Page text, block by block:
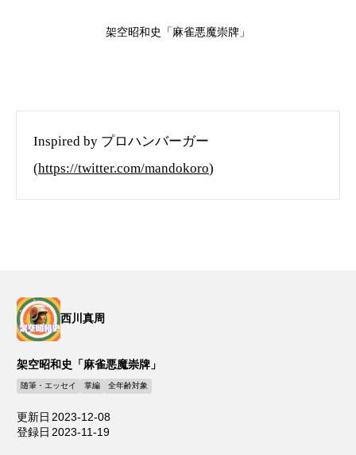
架空昭和史「麻雀悪魔崇牌」
Inspired by プロハンバーガー
(https://twitter.com/mandokoro)
西川真周
架空昭和史「麻雀悪魔崇牌」
随筆・エッセイ 掌編 全年齢対象
更新日 2023-12-08
登録日 2023-11-19